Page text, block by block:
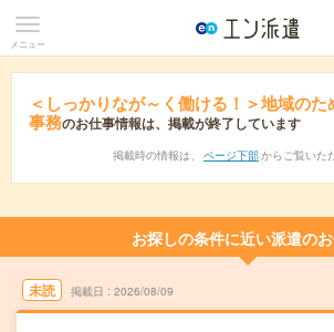
メニュー
＜しっかりなが～く働ける！＞地域の
事務のお仕事情報は、掲載が終了しています
掲載時の情報は、 ページ下部 からご覧いた
お探しの条件に近い派遣の
未読 掲載日 2026/08/09